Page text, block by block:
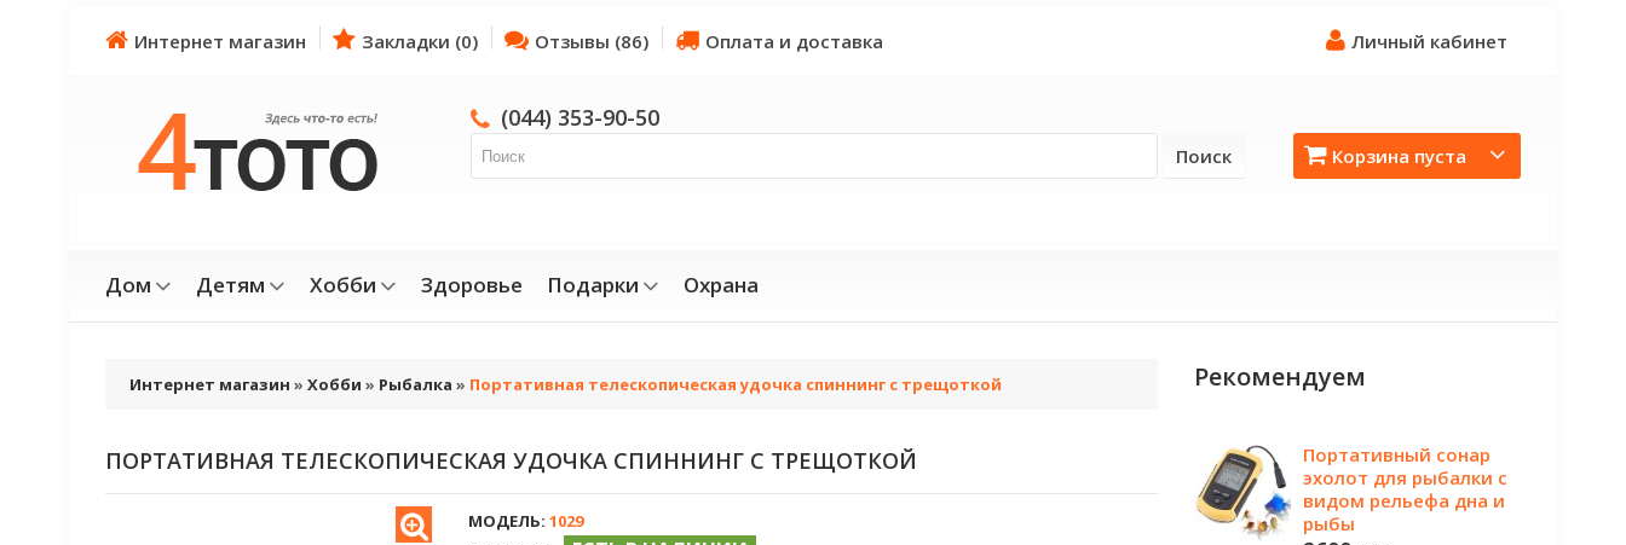
Интернет магазин Закладки (0) Отзывы (86) Оплата и доставка Личный кабинет
Корзина пуста
(044) 353-90-50
Поиск
Дом Детям Хобби Здоровье Подарки Охрана
Интернет магазин » Хобби » Рыбалка » Портативная телескопическая удочка спиннинг с трещоткой
ПОРТАТИВНАЯ ТЕЛЕСКОПИЧЕСКАЯ УДОЧКА СПИННИНГ С ТРЕЩОТКОЙ
МОДЕЛЬ: 1029
Рекомендуем
Портативный сонар
эхолот для рыбалки с
видом рельефа дна и
рыбы